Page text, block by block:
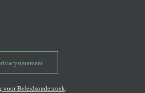
voor Beleidsonderzoek.